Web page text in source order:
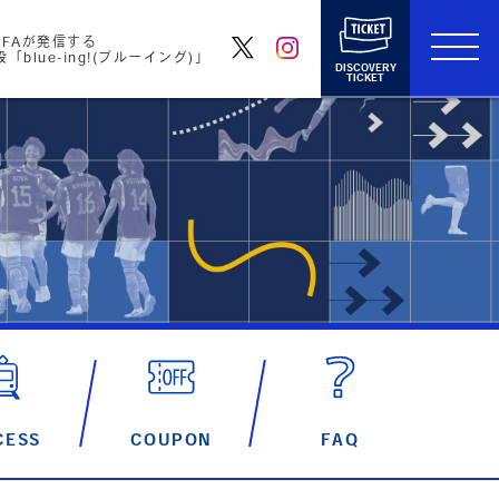
が発信する
「blue-ing!(ブルーイング)」
DISCOVERY
TICKET
COUPON FAQ